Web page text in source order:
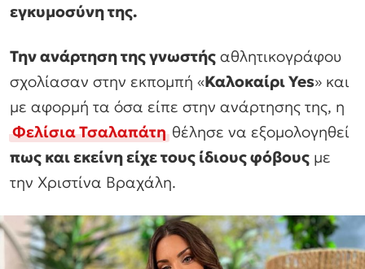
εγκυμοσύνη της.
Την ανάρτηση της γνωστής αθλητικογράφου
σχολίασαν στην εκπομπή «Καλοκαίρι Yes» και
με αφορμή τα όσα είπε στην ανάρτησης της, η
Φελίσια Τσαλαπάτη θέλησε να εξομολογηθεί
πως και εκείνη είχε τους ίδιους φόβους με
την Χριστίνα Βραχάλη.